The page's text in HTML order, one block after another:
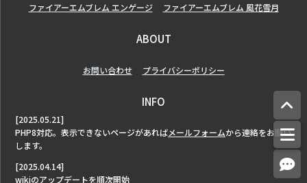
ファイアーエムブレム エンゲージ
ファイアーエムブレム 風花雪月
ABOUT
お問い合わせ プライバシーポリシー
INFO
[2025.05.21]
PHP8対応。表示できないページがあればメールフォームから連絡をお願い
します。
[2025.04.14]
wikiのアップデートを順次開始